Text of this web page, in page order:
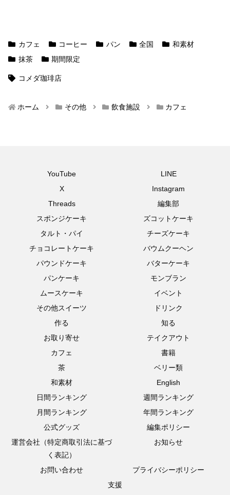
カフェ コーヒー パン 全国
和素材
抹茶
期間限定
コメダ珈琲店
ホーム その他 飲食施設 カフェ
YouTube
LINE
X
Instagram
Threads
編集部
スポンジケーキ
ズコットケーキ
タルト・パイ
チーズケーキ
チョコレートケーキ
バウムクーヘン
パウンドケーキ
バターケーキ
パンケーキ
モンブラン
ムースケーキ
イベント
その他スイーツ
ドリンク
作る
知る
お取り寄せ
テイクアウト
カフェ
書籍
茶
ベリー類
和素材
English
日間ランキング
週間ランキング
月間ランキング
年間ランキング
公式グッズ
編集ポリシー
運営会社（特定商取引法に基づ
く表記）
お知らせ
お問い合わせ
プライバシーポリシー
支援